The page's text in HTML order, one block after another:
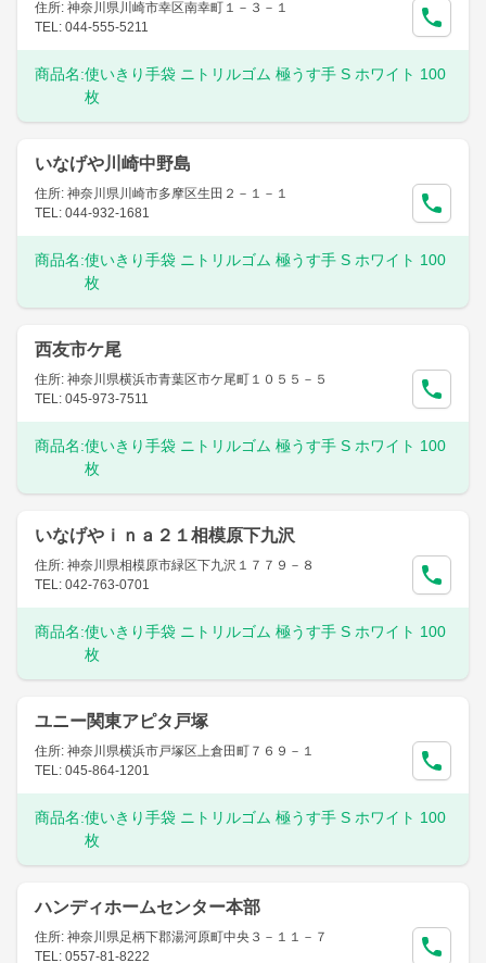
住所: 神奈川県川崎市幸区南幸町１－３－１
TEL: 044-555-5211
商品名:使いきり手袋 ニトリルゴム 極うす手 S ホワイト 100
枚
いなげや川崎中野島
住所: 神奈川県川崎市多摩区生田２－１－１
TEL: 044-932-1681
商品名:使いきり手袋 ニトリルゴム 極うす手 S ホワイト 100
枚
西友市ケ尾
住所: 神奈川県横浜市青葉区市ケ尾町１０５５－５
TEL: 045-973-7511
商品名:使いきり手袋 ニトリルゴム 極うす手 S ホワイト 100
枚
いなげやｉｎａ２１相模原下九沢
住所: 神奈川県相模原市緑区下九沢１７７９－８
TEL: 042-763-0701
商品名:使いきり手袋 ニトリルゴム 極うす手 S ホワイト 100
枚
ユニー関東アピタ戸塚
住所: 神奈川県横浜市戸塚区上倉田町７６９－１
TEL: 045-864-1201
商品名:使いきり手袋 ニトリルゴム 極うす手 S ホワイト 100
枚
ハンディホームセンター本部
住所: 神奈川県足柄下郡湯河原町中央３－１１－７
TEL: 0557-81-8222